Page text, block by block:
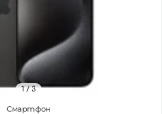
Смартфон
1/ 3